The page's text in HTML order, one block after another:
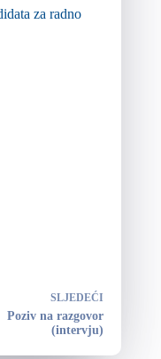
za radno
SLJEDEĆI
Poziv na razgovor
(intervju)